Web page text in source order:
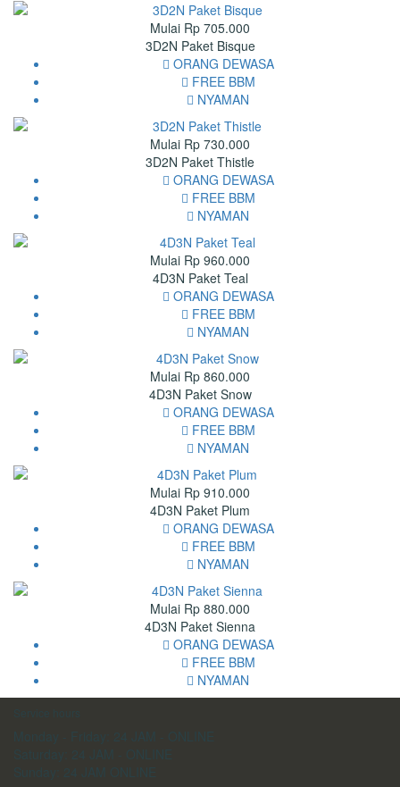
Mulai Rp 705.000
3D2N Paket Bisque
ORANG DEWASA
FREE BBM
NYAMAN
Mulai Rp 730.000
3D2N Paket Thistle
ORANG DEWASA
FREE BBM
NYAMAN
Mulai Rp 960.000
4D3N Paket Teal
ORANG DEWASA
FREE BBM
NYAMAN
Mulai Rp 860.000
4D3N Paket Snow
ORANG DEWASA
FREE BBM
NYAMAN
Mulai Rp 910.000
4D3N Paket Plum
ORANG DEWASA
FREE BBM
NYAMAN
Mulai Rp 880.000
4D3N Paket Sienna
ORANG DEWASA
FREE BBM
NYAMAN